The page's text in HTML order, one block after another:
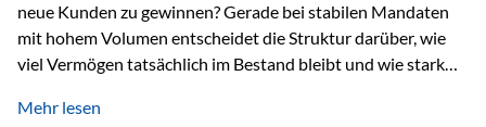
neue Kunden zu gewinnen? Gerade bei stabilen Mandaten
mit hohem Volumen entscheidet die Struktur darüber, wie
viel Vermögen tatsächlich im Bestand bleibt und wie stark
Beispiel verdeutlicht diese Wirkung besonders deutlich.
Mehr lesen